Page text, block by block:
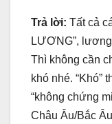
Trả lời: Tất cả
LƯƠNG”,
Thì không cần
khó nhé. “Khó”
“không chứng
Châu Âu/Bắc